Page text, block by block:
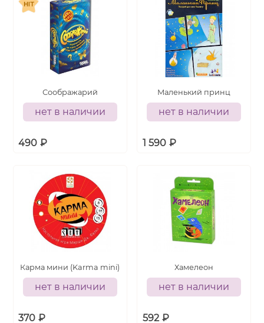
Соображарий
нет в наличии
490 ₽
Маленький принц
нет в наличии
1 590 ₽
Карма мини (Karma mini)
нет в наличии
370 ₽
Хамелеон
нет в наличии
592 ₽